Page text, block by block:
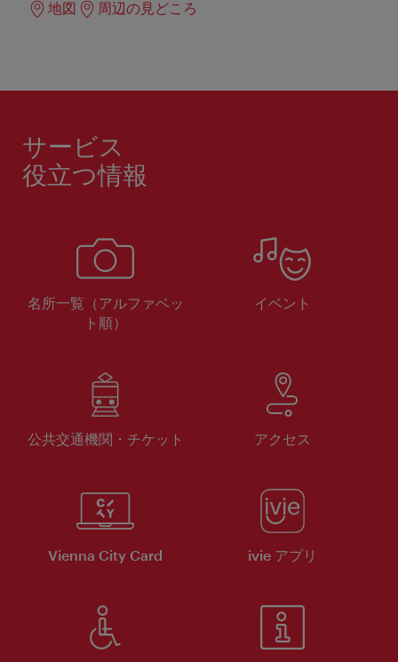
地図
周辺の見どころ
サービス
役立つ情報
名所一覧（アルファベッ
ト順）
イベント
公共交通機関・チケット アクセス
Vienna City Card ivie アプリ